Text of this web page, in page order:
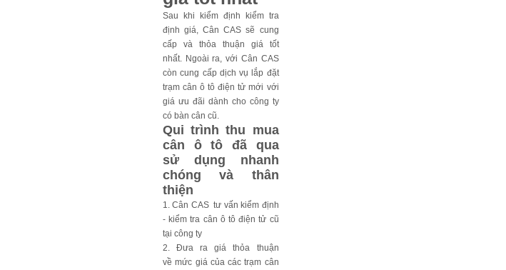
Sau khi kiểm định kiểm tra
định giá, Cân CAS sẽ cung
cấp và thỏa thuận giá tốt
nhất. Ngoài ra, với Cân CAS
còn cung cấp dịch vụ lắp đặt
trạm cân ô tô điện tử mới với
giá ưu đãi dành cho công ty
có bàn cân cũ.
Qui trình thu mua
cân ô tô đã qua
sử dụng nhanh
chóng và thân
thiện
1. Cân CAS tư vấn kiểm định
- kiểm tra cân ô tô điện tử cũ
tại công ty
2. Đưa ra giá thỏa thuận
về mức giá của các trạm cân